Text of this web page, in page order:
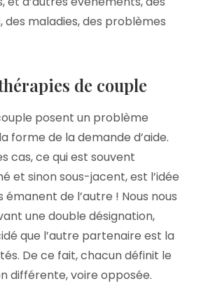
maladies, des problèmes
de couple
posent un problème
forme de la demande d’aide.
cas, ce qui est souvent
et sinon sous-jacent, est l’idée
de l’autre ! Nous nous
une double désignation,
que l’autre partenaire est la
De ce fait, chacun définit le
différente, voire opposée.